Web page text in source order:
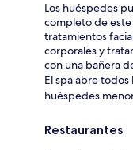
Los huéspedes
completo de este
tratamientos
corporales y
con una bañera
El spa abre
huéspedes
Restaurantes